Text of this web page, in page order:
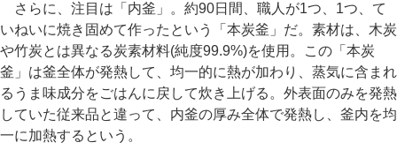
さらに、注目は「内釜」。約90日間、職人が1つ、1つ、て
いねいに焼き固めて作ったという「本炭釜」だ。素材は、木炭
や竹炭とは異なる炭素材料(純度99.9%)を使用。この「本炭
釜」は釜全体が発熱して、均一的に熱が加わり、蒸気に含まれ
るうま味成分をごはんに戻して炊き上げる。外表面のみを発熱
していた従来品と違って、内釜の厚み全体で発熱し、釜内を均
一に加熱するという。